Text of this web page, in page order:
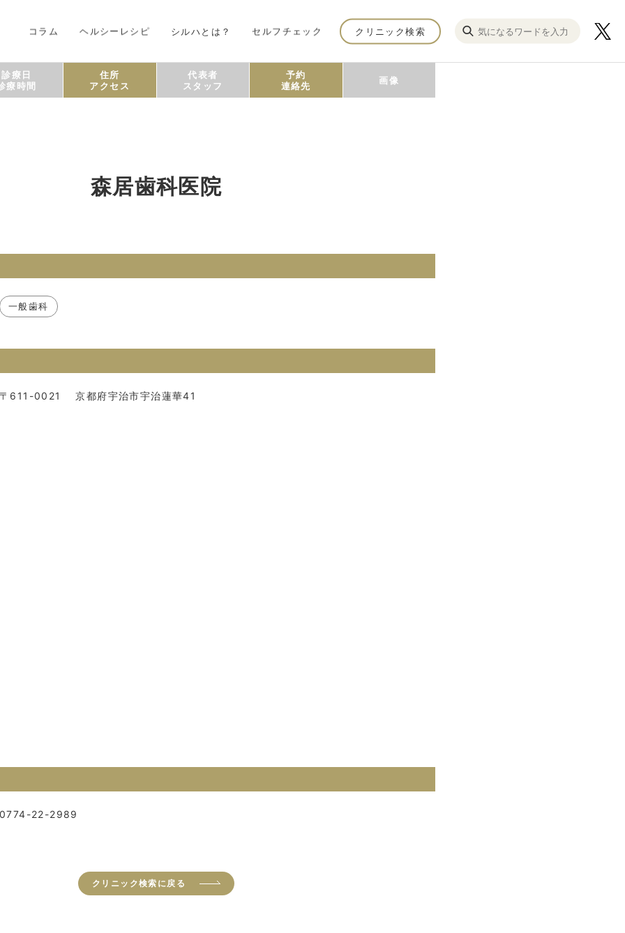
コラム ヘルシーレシピ シルハとは？ セルフチェック クリニック検索
診療日
療時間
住所
アクセス
代表者
スタッフ
予約
連絡先
画像
森居歯科医院
一般歯科
〒611-0021 京都府宇治市宇治蓮華41
0774-22-2989
クリニック検索に戻る